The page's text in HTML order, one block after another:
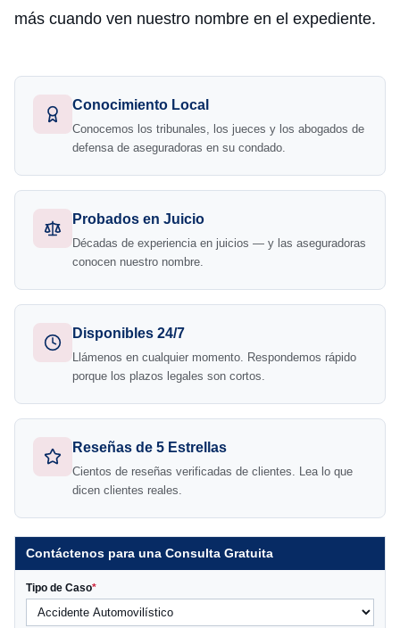
más cuando ven nuestro nombre en el expediente.
Conocimiento Local
Conocemos los tribunales, los jueces y los abogados de
defensa de aseguradoras en su condado.
Probados en Juicio
Décadas de experiencia en juicios — y las aseguradoras
conocen nuestro nombre.
Disponibles 24/7
Llámenos en cualquier momento. Respondemos rápido
porque los plazos legales son cortos.
Reseñas de 5 Estrellas
Cientos de reseñas verificadas de clientes. Lea lo que
dicen clientes reales.
Contáctenos para una Consulta Gratuita
Tipo de Caso*